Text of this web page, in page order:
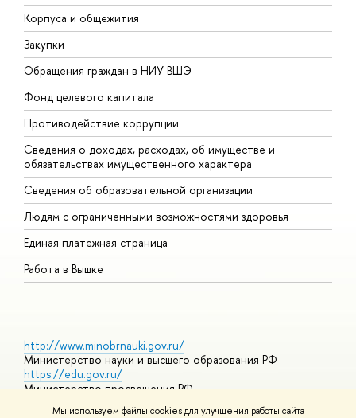
Мы используем файлы cookies для улучшения работы сайта
Корпуса и общежития
Закупки
Обращения граждан в НИУ ВШЭ
Фонд целевого капитала
Противодействие коррупции
Сведения о доходах, расходах, об имуществе и
обязательствах имущественного характера
Сведения об образовательной организации
Людям с ограниченными возможностями здоровья
Единая платежная страница
Работа в Вышке
http://www.minobrnauki.gov.ru/
Министерство науки и высшего образования РФ
https://edu.gov.ru/
Министерство просвещения РФ